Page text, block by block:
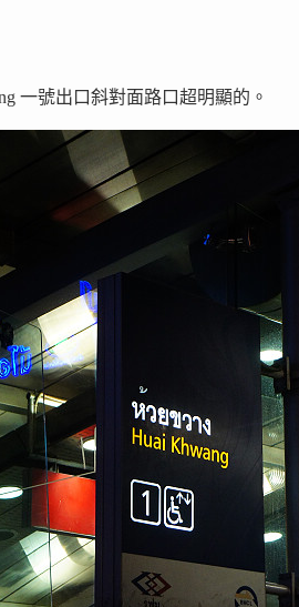
一號出口斜對面路口超明顯的。